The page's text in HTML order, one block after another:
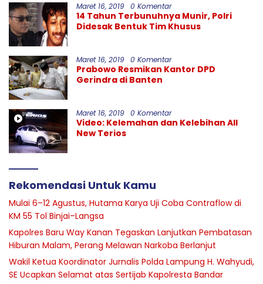
Maret 16, 2019 0 Komentar
14 Tahun Terbunuhnya Munir, Polri
Didesak Bentuk Tim Khusus
Maret 16, 2019 0 Komentar
Prabowo Resmikan Kantor DPD
Gerindra di Banten
Maret 16, 2019 0 Komentar
Video: Kelemahan dan Kelebihan All
New Terios
Rekomendasi Untuk Kamu
Mulai 6–12 Agustus, Hutama Karya Uji Coba Contraflow di
KM 55 Tol Binjai–Langsa
Kapolres Baru Way Kanan Tegaskan Lanjutkan Pembatasan
Hiburan Malam, Perang Melawan Narkoba Berlanjut
Wakil Ketua Koordinator Jurnalis Polda Lampung H. Wahyudi,
SE Ucapkan Selamat atas Sertijab Kapolresta Bandar